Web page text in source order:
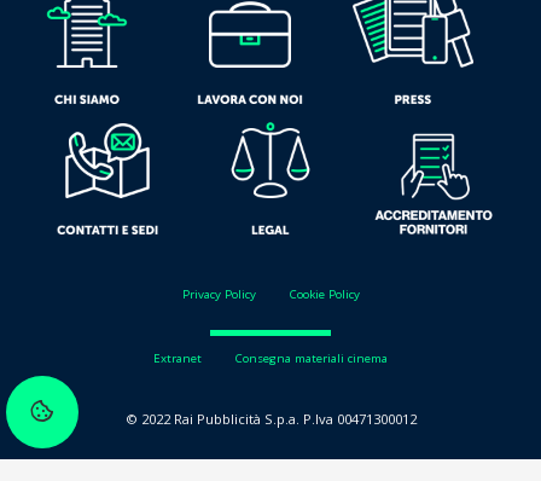
Privacy Policy Cookie Policy
Extranet Consegna materiali cinema
© 2022 Rai Pubblicità S.p.a. P.Iva 00471300012